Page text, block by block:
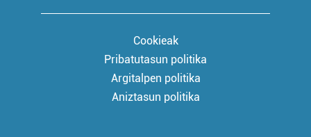
Cookieak
Pribatutasun politika
Argitalpen politika
Aniztasun politika